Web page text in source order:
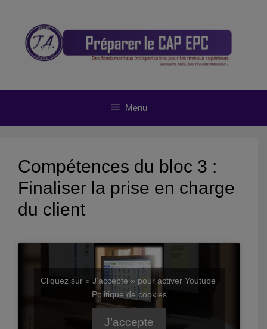
contenu
Menu
Compétences du bloc 3 :
Finaliser la prise en charge
du client
Cliquez sur « J’accepte » pour activer Youtube
Politique de cookies
J’accepte